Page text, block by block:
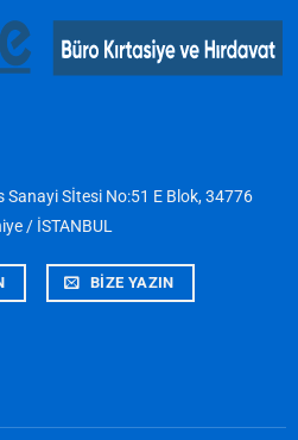
Sanayi Sİtesi No:51 E Blok, 34776
/ İSTANBUL
BİZE YAZIN